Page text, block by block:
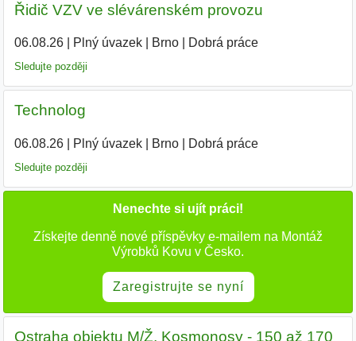
Řidič VZV ve slévárenském provozu
06.08.26| Plný úvazek| Brno| Dobrá práce
Sledujte později
Technolog
06.08.26| Plný úvazek| Brno| Dobrá práce
Sledujte později
Nenechte si ujít práci!
Získejte denně nové příspěvky e-mailem na Montáž
Výrobků Kovu v Česko.
Zaregistrujte se nyní
Ostraha objektu M/Ž, Kosmonosy - 150 až 170